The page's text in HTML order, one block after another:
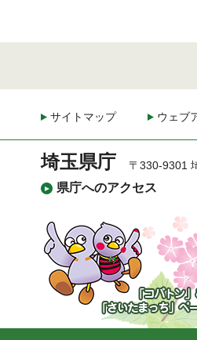
サイトマップ ウェブ
埼玉県庁
県庁へのアクセス
〒330-9301
「コバトン」&
まっち」